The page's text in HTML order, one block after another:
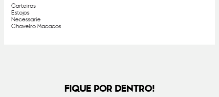
Carteiras
Estojos
Necessarie
Chaveiro Macacos
FIQUE POR DENTRO!